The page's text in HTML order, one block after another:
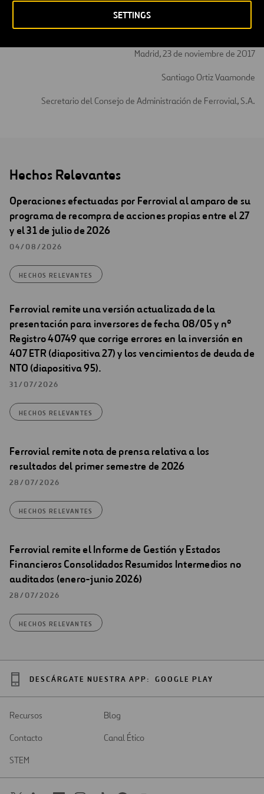
SETTINGS
escritura pública de reducción de capital y de modificación de los
estatutos sociales.
Madrid, 23 de noviembre de 2017
Santiago Ortiz Vaamonde
Secretario del Consejo de Administración de Ferrovial, S.A.
Hechos Relevantes
Operaciones efectuadas por Ferrovial al amparo de su
programa de recompra de acciones propias entre el 27
y el 31 de julio de 2026
04/08/2026
HECHOS RELEVANTES
Ferrovial remite una versión actualizada de la
presentación para inversores de fecha 08/05 y nº
Registro 40749 que corrige errores en la inversión en
407 ETR (diapositiva 27) y los vencimientos de deuda de
NTO (diapositiva 95).
31/07/2026
HECHOS RELEVANTES
Ferrovial remite nota de prensa relativa a los
resultados del primer semestre de 2026
28/07/2026
HECHOS RELEVANTES
Ferrovial remite el Informe de Gestión y Estados
Financieros Consolidados Resumidos Intermedios no
auditados (enero-junio 2026)
28/07/2026
HECHOS RELEVANTES
DESCÁRGATE NUESTRA APP: GOOGLE PLAY
Recursos
Blog
Contacto
Canal Ético
STEM